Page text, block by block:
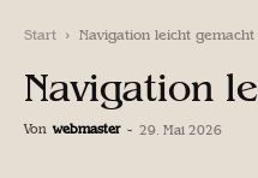
Start Navigation leicht gemacht
Navigation
Von webmaster - 29. Mai 2026